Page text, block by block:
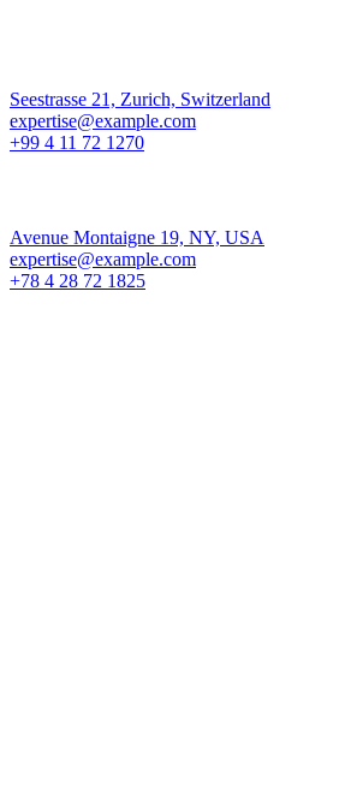
Seestrasse 21, Zurich, Switzerland
expertise@example.com
+99 4 11 72 1270
Avenue Montaigne 19, NY, USA
expertise@example.com
+78 4 28 72 1825